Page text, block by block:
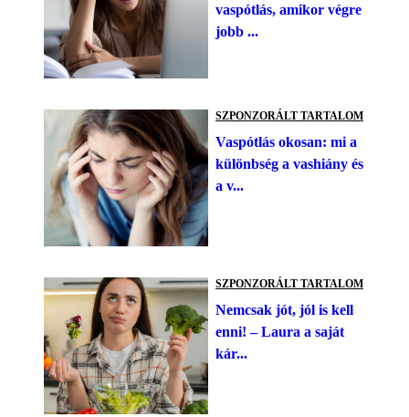
vaspótlás, amikor végre
jobb ...
SZPONZORÁLT TARTALOM
Vaspótlás okosan: mi a
különbség a vashiány és
a v...
SZPONZORÁLT TARTALOM
Nemcsak jót, jól is kell
enni! – Laura a saját
kár...